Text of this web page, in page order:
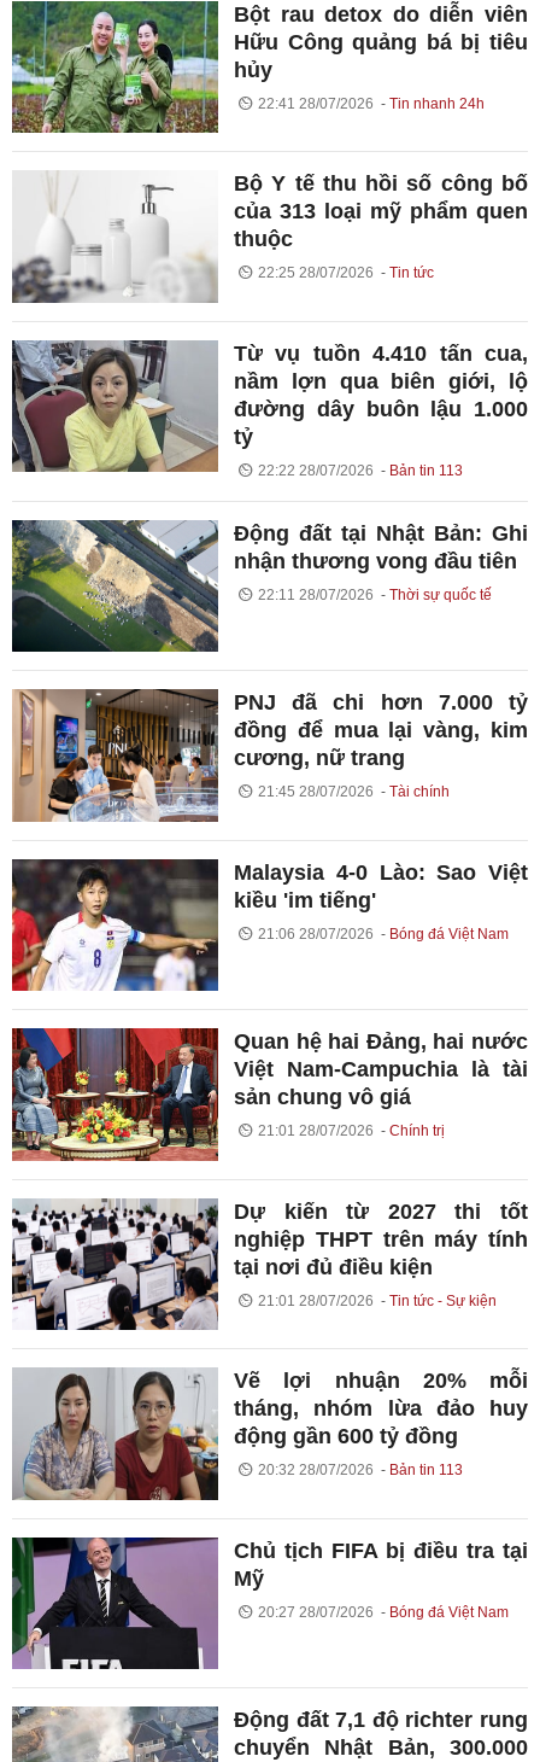
Bột rau detox do diễn viên
Hữu Công quảng bá bị tiêu
hủy
22:41 28/07/2026 Tin nhanh 24h
Bộ Y tế thu hồi số công bố
của 313 loại mỹ phẩm quen
thuộc
22:25 28/07/2026 Tin tức
Từ vụ tuồn 4.410 tấn cua,
nầm lợn qua biên giới, lộ
đường dây buôn lậu 1.000
tỷ
22:22 28/07/2026 Bản tin 113
Động đất tại Nhật Bản: Ghi
nhận thương vong đầu tiên
22:11 28/07/2026 Thời sự quốc tế
PNJ đã chi hơn 7.000 tỷ
đồng để mua lại vàng, kim
cương, nữ trang
21:45 28/07/2026 Tài chính
Malaysia 4-0 Lào: Sao Việt
kiều 'im tiếng'
21:06 28/07/2026 Bóng đá Việt Nam
Quan hệ hai Đảng, hai nước
Việt Nam-Campuchia là tài
sản chung vô giá ​
21:01 28/07/2026 Chính trị
Dự kiến từ 2027 thi tốt
nghiệp THPT trên máy tính
tại nơi đủ điều kiện
21:01 28/07/2026 Tin tức - Sự kiện
Vẽ lợi nhuận 20% mỗi
tháng, nhóm lừa đảo huy
động gần 600 tỷ đồng
20:32 28/07/2026 Bản tin 113
Chủ tịch FIFA bị điều tra tại
Mỹ
20:27 28/07/2026 Bóng đá Việt Nam
Động đất 7,1 độ richter rung
chuyển Nhật Bản, 300.000